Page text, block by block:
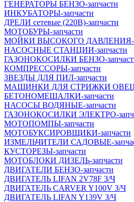
ГЕНЕРАТОРЫ БЕНЗО-запчасти
ИНКУБАТОРЫ-запчасти
ДРЕЛИ сетевые (220В)-запчасти
МОТОБУРЫ-запчасти
МОЙКИ ВЫСОКОГО ДАВЛЕНИЯ-
НАСОСНЫЕ СТАНЦИИ-запчасти
ГАЗОНОКОСИЛКИ БЕНЗО-
КОМПРЕССОРЫ-запчасти
ЗВЕЗДЫ ДЛЯ ПИЛ-запчасти
МАШИНКИ ДЛЯ СТРИЖКИ ОВЕЦ-
БЕТОНОМЕШАЛКИ-запчасти
НАСОСЫ ВОДЯНЫЕ-запчасти
ГАЗОНОКОСИЛКИ ЭЛЕКТРО-
МОТОПОМПЫ-запчасти
МОТОБУКСИРОВЩИКИ-запчасти
ИЗМЕЛЬЧИТЕЛИ САДОВЫЕ-
КУСТОРЕЗЫ-запчасти
МОТОБЛОКИ ДИЗЕЛЬ-запчасти
ДВИГАТЕЛИ БЕНЗО-запчасти
ДВИГАТЕЛЬ LIFAN 2V78F З/Ч
ДВИГАТЕЛЬ CARVER Y100V З/Ч
ДВИГАТЕЛЬ LIFAN Y139V З/Ч